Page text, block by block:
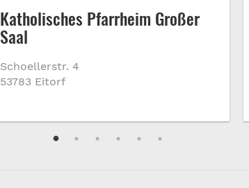
Katholisches Pfarrheim Großer
Saal
Schoellerstr. 4
53783 Eitorf